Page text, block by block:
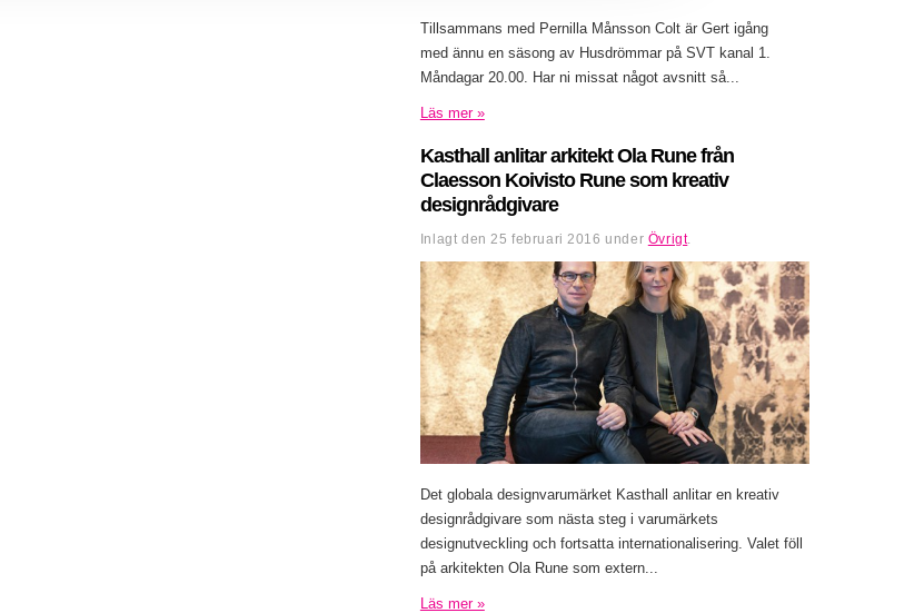
Tillsammans med Pernilla Månsson Colt är Gert igång
med ännu en säsong av Husdrömmar på SVT kanal 1.
Måndagar 20.00. Har ni missat något avsnitt så...
Läs mer »
Kasthall anlitar arkitekt Ola Rune från
Claesson Koivisto Rune som kreativ
designrådgivare
Inlagt den 25 februari 2016 under Övrigt.
Det globala designvarumärket Kasthall anlitar en kreativ
designrådgivare som nästa steg i varumärkets
designutveckling och fortsatta internationalisering. Valet föll
på arkitekten Ola Rune som extern...
Läs mer »